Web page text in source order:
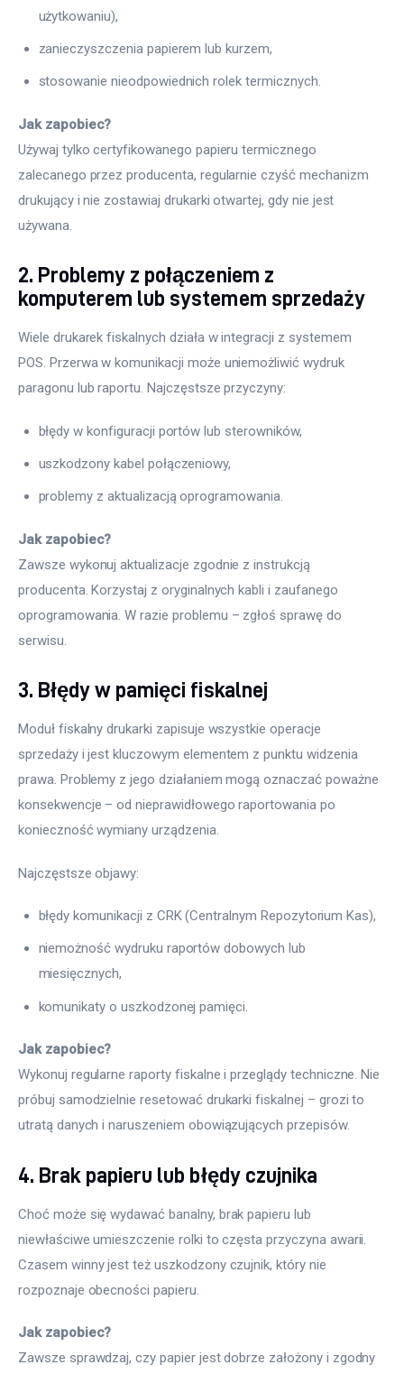
użytkowaniu),
zanieczyszczenia papierem lub kurzem,
stosowanie nieodpowiednich rolek termicznych.
Jak zapobiec?
Używaj tylko certyfikowanego papieru termicznego
zalecanego przez producenta, regularnie czyść mechanizm
drukujący i nie zostawiaj drukarki otwartej, gdy nie jest
używana.
2. Problemy z połączeniem z
komputerem lub systemem sprzedaży
Wiele drukarek fiskalnych działa w integracji z systemem
POS. Przerwa w komunikacji może uniemożliwić wydruk
paragonu lub raportu. Najczęstsze przyczyny:
błędy w konfiguracji portów lub sterowników,
uszkodzony kabel połączeniowy,
problemy z aktualizacją oprogramowania.
Jak zapobiec?
Zawsze wykonuj aktualizacje zgodnie z instrukcją
producenta. Korzystaj z oryginalnych kabli i zaufanego
oprogramowania. W razie problemu – zgłoś sprawę do
serwisu.
3. Błędy w pamięci fiskalnej
Moduł fiskalny drukarki zapisuje wszystkie operacje
sprzedaży i jest kluczowym elementem z punktu widzenia
prawa. Problemy z jego działaniem mogą oznaczać poważne
konsekwencje – od nieprawidłowego raportowania po
konieczność wymiany urządzenia.
Najczęstsze objawy:
błędy komunikacji z CRK (Centralnym Repozytorium Kas),
niemożność wydruku raportów dobowych lub
miesięcznych,
komunikaty o uszkodzonej pamięci.
Jak zapobiec?
Wykonuj regularne raporty fiskalne i przeglądy techniczne. Nie
próbuj samodzielnie resetować drukarki fiskalnej – grozi to
utratą danych i naruszeniem obowiązujących przepisów.
4. Brak papieru lub błędy czujnika
Choć może się wydawać banalny, brak papieru lub
niewłaściwe umieszczenie rolki to częsta przyczyna awarii.
Czasem winny jest też uszkodzony czujnik, który nie
rozpoznaje obecności papieru.
Jak zapobiec?
Zawsze sprawdzaj, czy papier jest dobrze założony i zgodny